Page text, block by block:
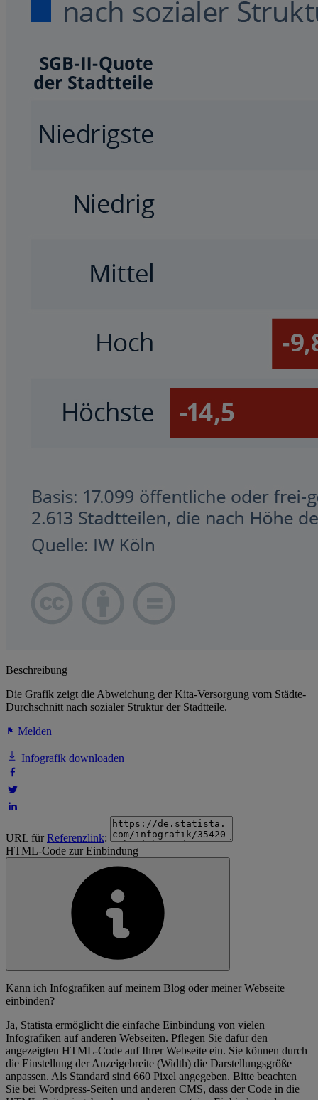
Beschreibung
Die Grafik zeigt die Abweichung der Kita-Versorgung vom Städte-
Durchschnitt nach sozialer Struktur der Stadtteile.
Melden
Infografik downloaden
URL fürReferenzlink:
HTML-Code zur Einbindung
Kann ich Infografiken auf meinem Blog oder meiner Webseite
einbinden?
Ja, Statista ermöglicht die einfache Einbindung von vielen
Infografiken auf anderen Webseiten. Pflegen Sie dafür den
angezeigten HTML-Code auf Ihrer Webseite ein. Sie können durch
die Einstellung der Anzeigebreite (Width) die Darstellungsgröße
anpassen. Als Standard sind 660 Pixel angegeben. Bitte beachten
Sie bei Wordpress-Seiten und anderen CMS, dass der Code in die